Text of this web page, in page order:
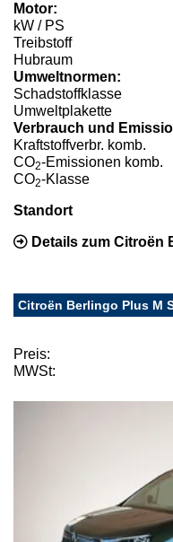
Motor:
kW / PS
Treibstoff
Hubraum
Umweltnormen:
Schadstoffklasse
Umweltplakette
Verbrauch und
Kraftstoffverbr. komb.
CO2-Emissionen komb.
CO2-Klasse
Standort
Details zum Citroën
Citroën Berlingo Plus M
Preis:
MWSt: